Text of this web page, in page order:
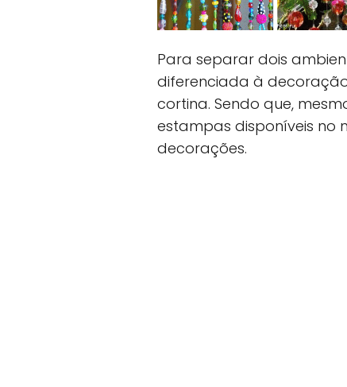
Para separar dois
diferenciada à
cortina. Sendo que,
estampas disponíveis no
decorações.